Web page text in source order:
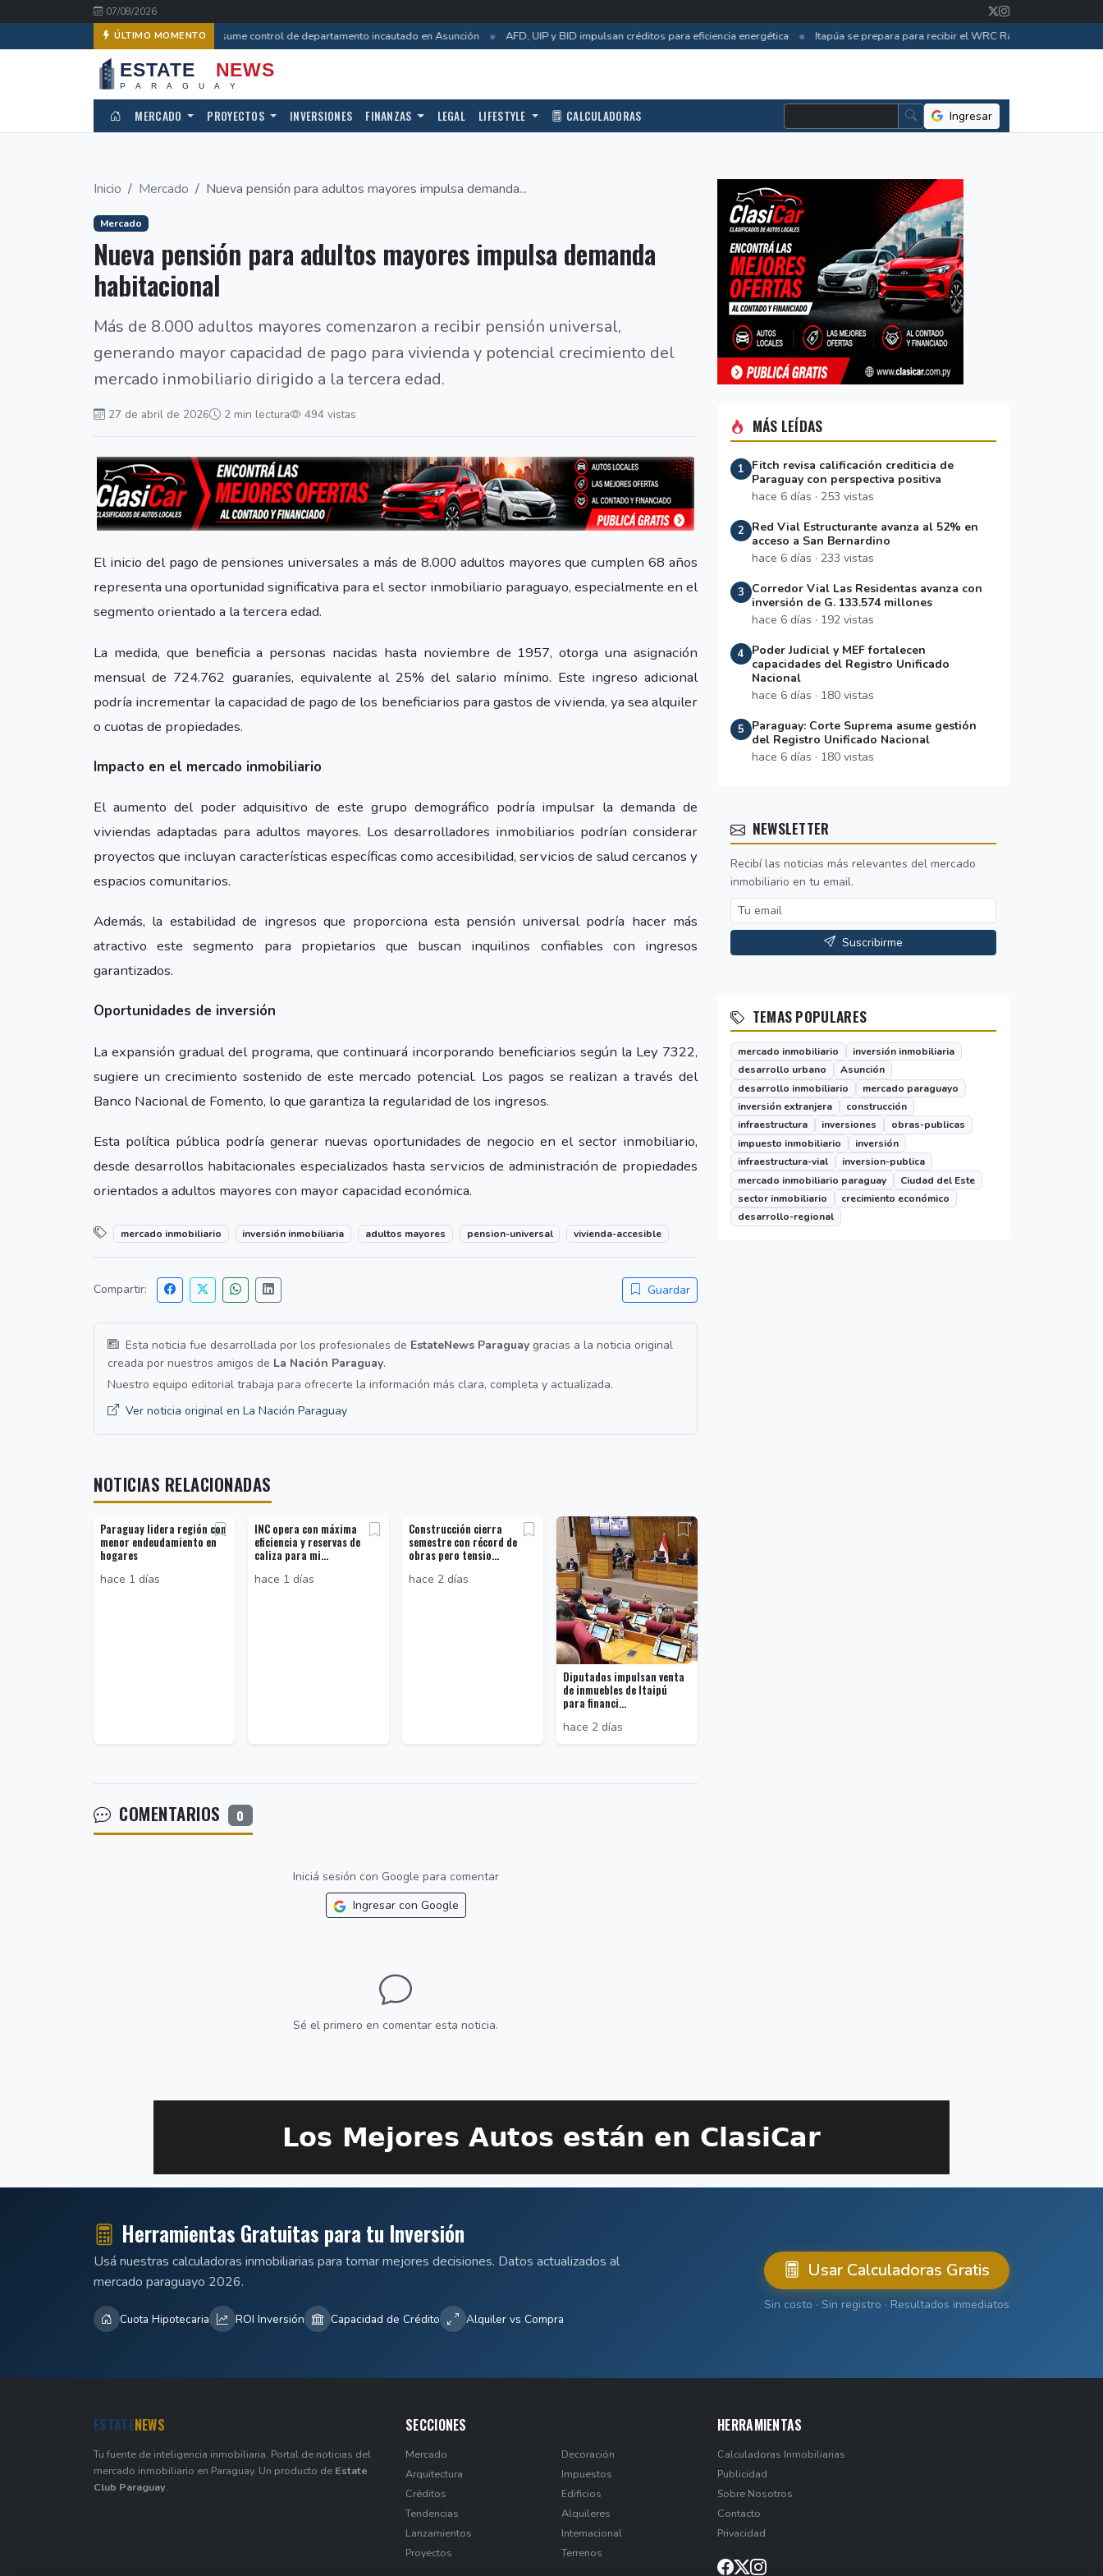
07/08/2026
ÚLTIMO MOMENTOEstado asume control de departamento incautado en Asunción • AFD, UIP y BID impulsan créditos para eficiencia energética • Itapúa se prepara para recibir el WRC Rally 2026 con
MERCADO PROYECTOS INVERSIONES FINANZAS LEGAL LIFESTYLE CALCULADORAS Ingresar
Inicio Mercado Nueva pensión para adultos mayores impulsa demanda...
Mercado
Nueva pensión para adultos mayores impulsa demanda
habitacional
Más de 8.000 adultos mayores comenzaron a recibir pensión universal,
generando mayor capacidad de pago para vivienda y potencial crecimiento del
mercado inmobiliario dirigido a la tercera edad.
27 de abril de 2026 2 min lectura 494 vistas
El inicio del pago de pensiones universales a más de 8.000 adultos mayores que cumplen 68 años
representa una oportunidad significativa para el sector inmobiliario paraguayo, especialmente en el
segmento orientado a la tercera edad.
La medida, que beneficia a personas nacidas hasta noviembre de 1957, otorga una asignación
mensual de 724.762 guaraníes, equivalente al 25% del salario mínimo. Este ingreso adicional
podría incrementar la capacidad de pago de los beneficiarios para gastos de vivienda, ya sea alquiler
o cuotas de propiedades.
Impacto en el mercado inmobiliario
El aumento del poder adquisitivo de este grupo demográfico podría impulsar la demanda de
viviendas adaptadas para adultos mayores. Los desarrolladores inmobiliarios podrían considerar
proyectos que incluyan características específicas como accesibilidad, servicios de salud cercanos y
espacios comunitarios.
Además, la estabilidad de ingresos que proporciona esta pensión universal podría hacer más
atractivo este segmento para propietarios que buscan inquilinos confiables con ingresos
garantizados.
Oportunidades de inversión
La expansión gradual del programa, que continuará incorporando beneficiarios según la Ley 7322,
sugiere un crecimiento sostenido de este mercado potencial. Los pagos se realizan a través del
Banco Nacional de Fomento, lo que garantiza la regularidad de los ingresos.
Esta política pública podría generar nuevas oportunidades de negocio en el sector inmobiliario,
desde desarrollos habitacionales especializados hasta servicios de administración de propiedades
orientados a adultos mayores con mayor capacidad económica.
mercado inmobiliario inversión inmobiliaria adultos mayores pension-universal vivienda-accesible
Compartir: Guardar
Esta noticia fue desarrollada por los profesionales de EstateNews Paraguay gracias a la noticia original
creada por nuestros amigos de La Nación Paraguay.
Nuestro equipo editorial trabaja para ofrecerte la información más clara, completa y actualizada.
Ver noticia original en La Nación Paraguay
NOTICIAS RELACIONADAS
Paraguay lidera región con
menor endeudamiento en
hogares
hace 1 días
INC opera con máxima
eficiencia y reservas de
caliza para mi...
hace 1 días
Construcción cierra
semestre con récord de
obras pero tensio...
hace 2 días
Diputados impulsan venta
de inmuebles de Itaipú
para financi...
hace 2 días
COMENTARIOS 0
Iniciá sesión con Google para comentar
Ingresar con Google
Sé el primero en comentar esta noticia.
MÁS LEÍDAS
1
Fitch revisa calificación crediticia de
Paraguay con perspectiva positiva
hace 6 días · 253 vistas
2
Red Vial Estructurante avanza al 52% en
acceso a San Bernardino
hace 6 días · 233 vistas
3
Corredor Vial Las Residentas avanza con
inversión de G. 133.574 millones
hace 6 días · 192 vistas
4
Poder Judicial y MEF fortalecen
capacidades del Registro Unificado
Nacional
hace 6 días · 180 vistas
5
Paraguay: Corte Suprema asume gestión
del Registro Unificado Nacional
hace 6 días · 180 vistas
NEWSLETTER
Recibí las noticias más relevantes del mercado
inmobiliario en tu email.
Suscribirme
TEMAS POPULARES
mercado inmobiliario
inversión inmobiliaria
desarrollo urbano
Asunción
desarrollo inmobiliario
mercado paraguayo
inversión extranjera
construcción
infraestructura
inversiones
obras-publicas
impuesto inmobiliario
inversión
infraestructura-vial
inversion-publica
mercado inmobiliario paraguay
Ciudad del Este
sector inmobiliario
crecimiento económico
desarrollo-regional
Herramientas Gratuitas para tu Inversión
Usá nuestras calculadoras inmobiliarias para tomar mejores decisiones. Datos actualizados al
mercado paraguayo 2026.
Cuota Hipotecaria ROI Inversión Capacidad de Crédito Alquiler vs Compra
Usar Calculadoras Gratis
Sin costo · Sin registro · Resultados inmediatos
ESTATENEWS
Tu fuente de inteligencia inmobiliaria. Portal de noticias del
mercado inmobiliario en Paraguay. Un producto de Estate
Club Paraguay.
SECCIONES
Mercado
Arquitectura
Créditos
Tendencias
Lanzamientos
Proyectos
Decoración
Impuestos
Edificios
Alquileres
Internacional
Terrenos
HERRAMIENTAS
Calculadoras Inmobiliarias
Publicidad
Sobre Nosotros
Contacto
Privacidad